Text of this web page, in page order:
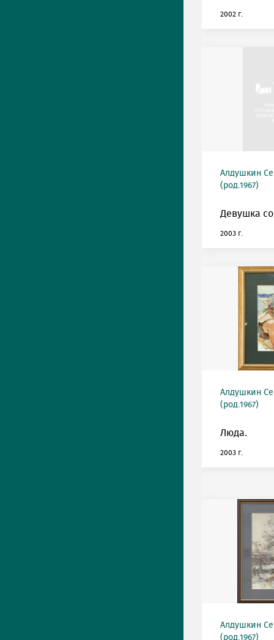
2002 г.
Алдушкин
(род.1967)
Девушка
2003 г.
Алдушкин
(род.1967)
Люда.
2003 г.
Алдушкин
(род.1967)